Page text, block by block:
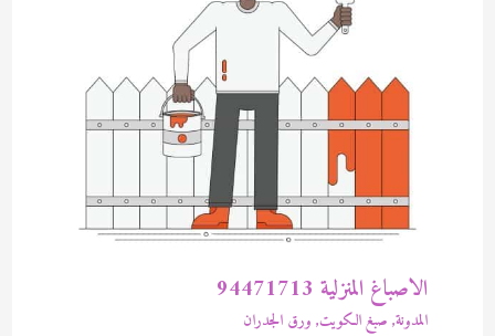
الاصباغ المنزلية 94471713
المدونة, صبغ الكويت, ورق الجدران